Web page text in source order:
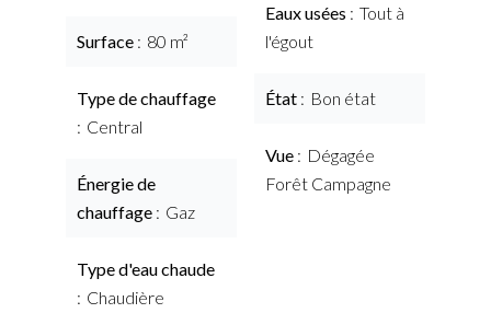
Surface 80 m²
Type de chauffage
Central
Énergie de
chauffage
Gaz
Type d'eau chaude
Chaudière
Eaux usées
Tout à
l'égout
État Bon état
Vue
Dégagée
Forêt Campagne